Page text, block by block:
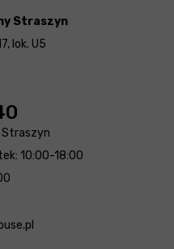
Straszyn
lok. U5
10:00-18:00